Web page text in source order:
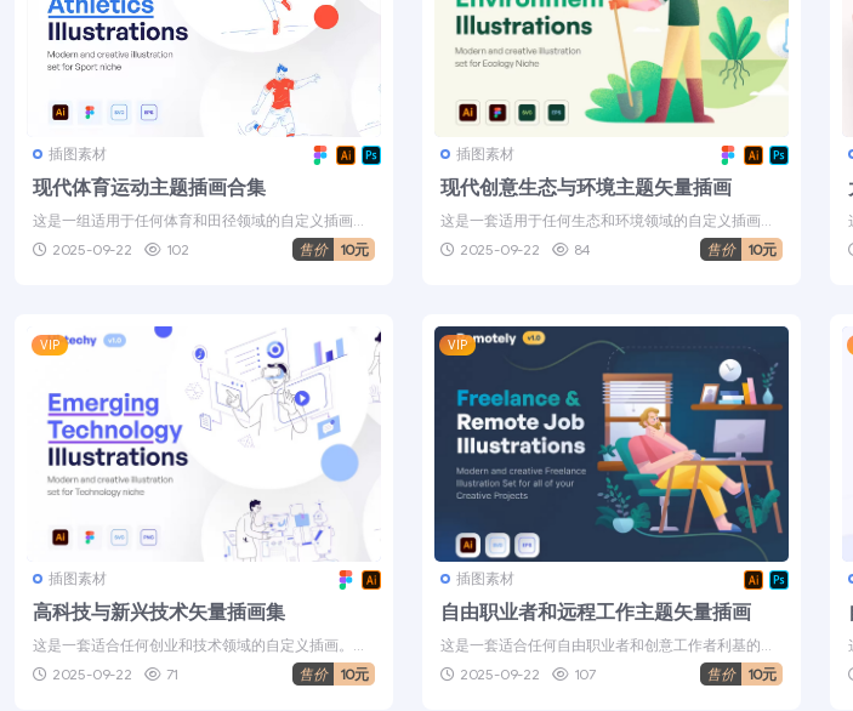
插图素材
现代体育运动主题插画合集
这是一组适用于任何体育和田径领域的自定义插画。
2025-09-22 102 售价 10元
插图素材
现代创意生态与环境主题矢量插画
这是一套适用于任何生态和环境领域的自定义插画。
2025-09-22 84 售价 10元
VIP
插图素材
高科技与新兴技术矢量插画集
这是一套适合任何创业和技术领域的自定义插画。制
作完全分层和分离的矢量对象。非常适...
2025-09-22 71 售价 10元
VIP
插图素材
自由职业者和远程工作主题矢量插画
这是一套适合任何自由职业者和创意工作者利基的自
定义插画。非常适合 UI/UX 设...
2025-09-22 107 售价 10元